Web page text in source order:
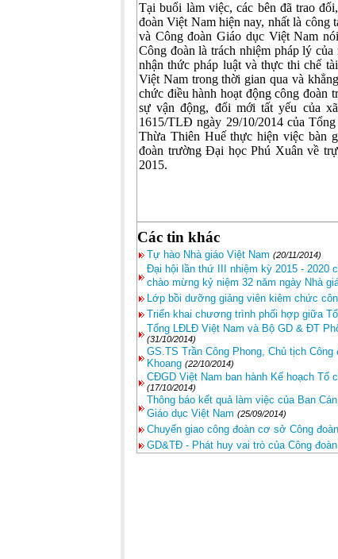
Tại buổi làm việc, các bên đã trao
đoàn Việt Nam hiện nay, nhất là công
và Công đoàn Giáo dục Việt Nam
Công đoàn là trách nhiệm pháp lý
nhận thức pháp luật và thực thi chế
Việt Nam trong thời gian qua và
chức điều hành hoạt động công đoàn
sự vận động, đổi mới tất yếu của
1615/TLĐ ngày 29/10/2014 của
Thừa Thiên Huế thực hiện việc bàn
đoàn trường Đại học Phú Xuân về
2015.
Các tin khác
Tự hào Nhà giáo Việt Nam (20/11/2014)
Đại hội lần thứ III nhiệm kỳ 2015 - 2020
chào mừng kỷ niệm 32 năm ngày Nhà
Lớp bồi dưỡng giảng viên kiêm chức
Triển khai chương trình phối hợp giữa
Tổng LĐLĐ Việt Nam và Bộ GD & ĐT
(31/10/2014)
GS.TS Trần Công Phong, Chủ tịch
Khoang (22/10/2014)
CĐGD Việt Nam ban hành Kế hoạch Tổ
(17/10/2014)
Thông báo kết quả làm việc của Ban
Giáo dục Việt Nam (25/09/2014)
Chuyển giao công đoàn cơ sở Công
GD&TĐ - Phát huy vai trò của Công